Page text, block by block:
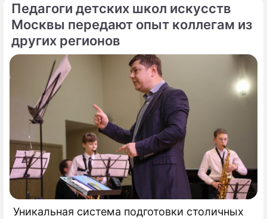
Педагоги детских школ искусств
Москвы передают опыт коллегам из
других регионов
Уникальная система подготовки столичных